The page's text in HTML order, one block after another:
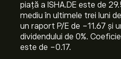
piață a ISHA.DE este de
mediu în ultimele trei luni
un raport P/E de -11.67 și
dividendului de 0%.
este de -0.17.